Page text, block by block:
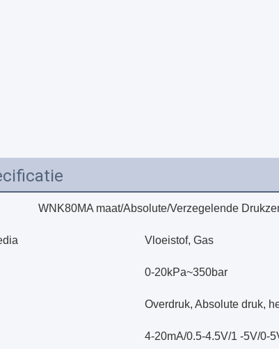
WNK80MA maat/Absolute/Verzegelende
Vloeistof, Gas
0-20kPa~350bar
Overdruk, Absolute druk,
4-20mA/0.5-4.5V/1 -5V/0-